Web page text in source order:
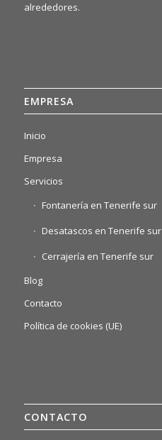
alrededores.
EMPRESA
Inicio
Empresa
Servicios
Fontanería en Tenerife sur
Desatascos en Tenerife sur
Cerrajería en Tenerife sur
Blog
Contacto
Política de cookies (UE)
CONTACTO